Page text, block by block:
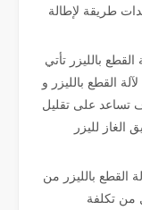
طريقة لإطالة
آلة القطع بالليزر تأتي
القطع بالليزر و
تساعد على تقليل
الغاز لليزر
القطع بالليزر من
من تكلفة